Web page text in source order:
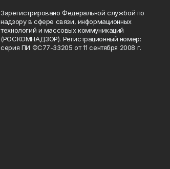
Зарегистрировано Федеральной службой по
надзору в сфере связи, информационных
технологий и массовых коммуникаций
(РОСКОМНАДЗОР). Регистрационный номер:
серия ПИ ФС77-33205 от 11 сентября 2008 г.